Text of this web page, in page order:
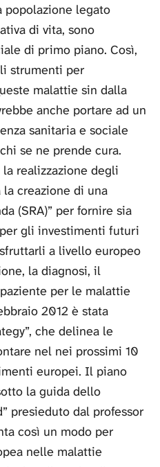
popolazione legato
di vita, sono
di primo piano. Così,
strumenti per
malattie sin dalla
anche portare ad un
sanitaria e sociale
se ne prende cura.
realizzazione degli
creazione di una
(SRA)” per fornire sia
gli investimenti futuri
a livello europeo
la diagnosi, il
per le malattie
2012 è stata
che delinea le
nel nei prossimi 10
europei. Il piano
la guida dello
presieduto dal professor
così un modo per
nelle malattie